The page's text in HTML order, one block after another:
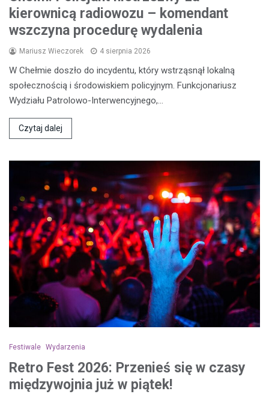
kierownicą radiowozu – komendant
wszczyna procedurę wydalenia
Mariusz Wieczorek 4 sierpnia 2026
W Chełmie doszło do incydentu, który wstrząsnął lokalną
społecznością i środowiskiem policyjnym. Funkcjonariusz
Wydziału Patrolowo-Interwencyjnego,…
Czytaj dalej
Festiwale Wydarzenia
Retro Fest 2026: Przenieś się w czasy
międzywojnia już w piątek!